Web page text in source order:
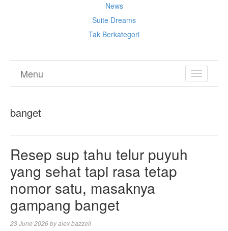
News
Suite Dreams
Tak Berkategori
TOGGLE
Menu
banget
Resep sup tahu telur puyuh
yang sehat tapi rasa tetap
nomor satu, masaknya
gampang banget
23 June 2026byalex bazzell